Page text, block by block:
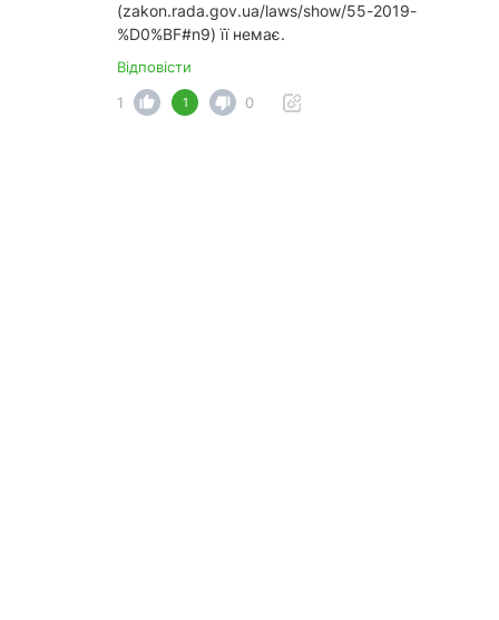
(zakon.rada.gov.ua/laws/show/55-2019-
%D0%BF#n9) її немає.
Відповісти
1
1 0